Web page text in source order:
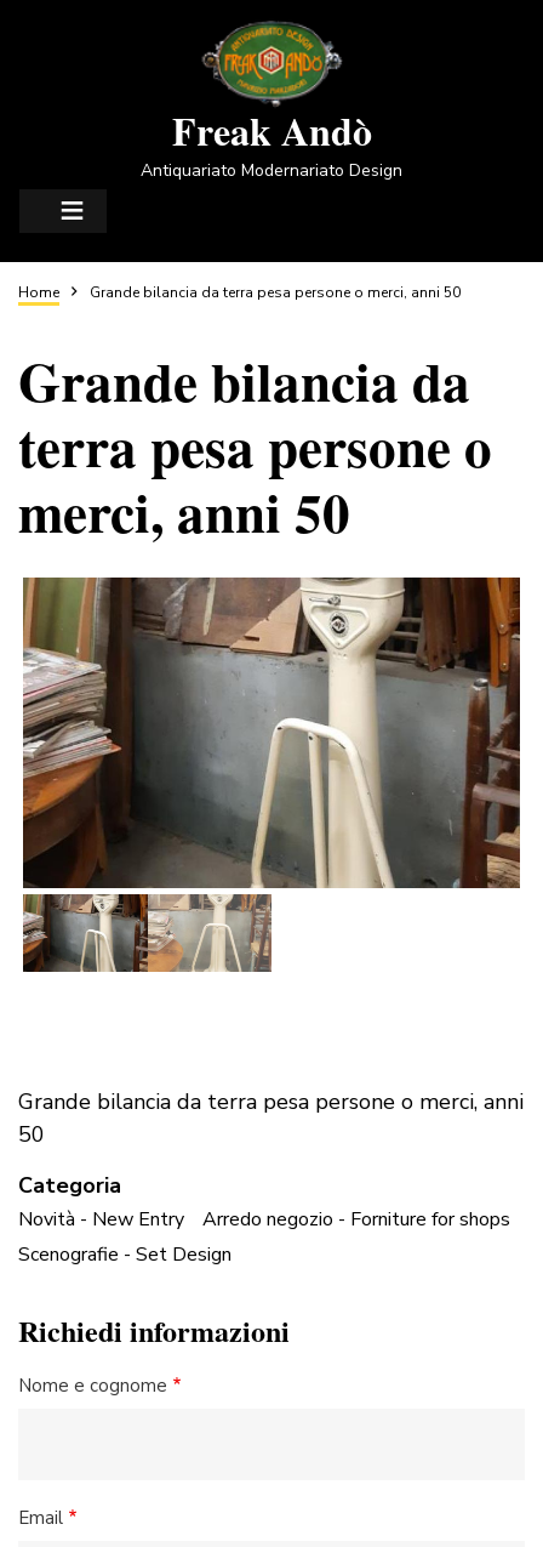
Freak Andò
Antiquariato Modernariato Design
Briciole
di
pane
Home Grande bilancia da terra pesa persone o merci, anni 50
Grande bilancia da
terra pesa persone o
merci, anni 50
Grande bilancia da terra pesa persone o merci, anni
50
Categoria
Novità - New Entry
Arredo negozio - Forniture for shops
Scenografie - Set Design
Richiedi informazioni
Nome e cognome
Email